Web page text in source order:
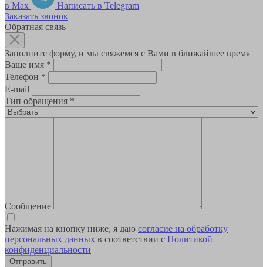
в Max
Написать в Telegram
Заказать звонок
Обратная связь
Заполните форму, и мы свяжемся с Вами в ближайшее время
Ваше имя *
Телефон *
E-mail
Тип обращения *
Сообщение
Нажимая на кнопку ниже, я даю согласие на обработку
персональных данных в соответствии с Политикой
конфиденциальности